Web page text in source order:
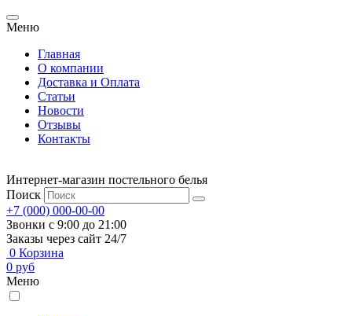
Меню
Главная
О компании
Доставка и Оплата
Статьи
Новости
Отзывы
Контакты
Интернет-магазин постельного белья
Поиск
+7 (000) 000-00-00
Звонки с 9:00 до 21:00
Заказы через сайт 24/7
0 Корзина
0 руб
Меню